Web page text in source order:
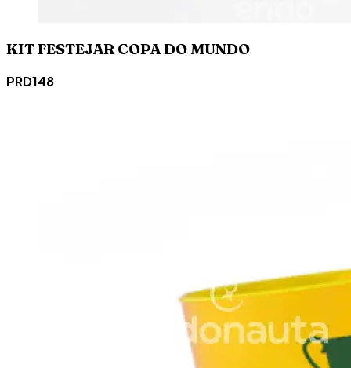
KIT FESTEJAR COPA DO MUNDO
PRD148